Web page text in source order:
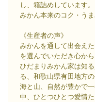
し、箱詰めしています。
みかん本来のコク・う
《生産者の声》
みかんを通して出会え
を選んでいただき心か
ひだまりみかん家は知
る、和歌山県有田地方の
海と山、自然が豊かで
中、ひとつひとつ愛情